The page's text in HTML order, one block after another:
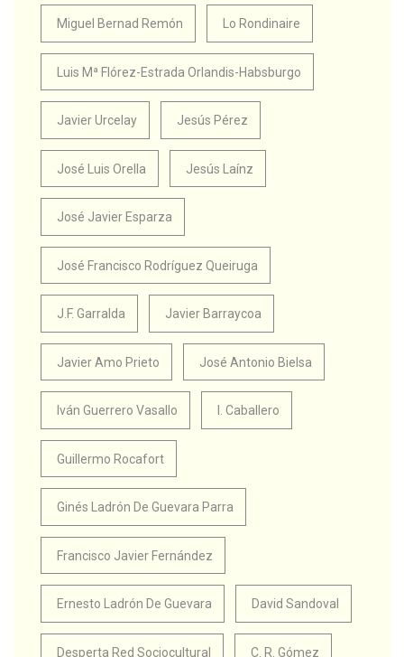
Miguel Bernad Remón Lo Rondinaire
Luis Mª Flórez-Estrada Orlandis-Habsburgo
Javier Urcelay Jesús Pérez
José Luis Orella Jesús Laínz
José Javier Esparza
José Francisco Rodríguez Queiruga
J.F. Garralda Javier Barraycoa
Javier Amo Prieto José Antonio Bielsa
Iván Guerrero Vasallo I. Caballero
Guillermo Rocafort
Ginés Ladrón De Guevara Parra
Francisco Javier Fernández
Ernesto Ladrón De Guevara David Sandoval
Desperta Red Sociocultural C. R. Gómez